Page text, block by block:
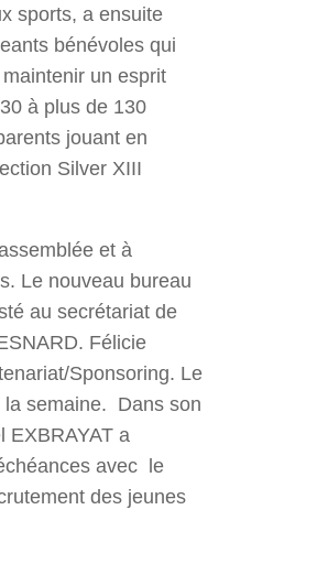
sports, a ensuite
bénévoles qui
un esprit
à plus de 130
jouant en
Silver XIII
et à
Le nouveau bureau
au secrétariat de
Félicie
Sponsoring. Le
semaine. Dans son
EXBRAYAT a
avec le
des jeunes